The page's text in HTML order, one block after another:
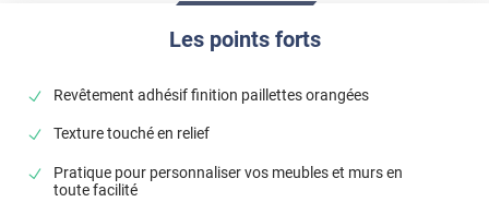
Les points forts
Revêtement adhésif finition paillettes orangées
Texture touché en relief
Pratique pour personnaliser vos meubles et murs en
toute facilité